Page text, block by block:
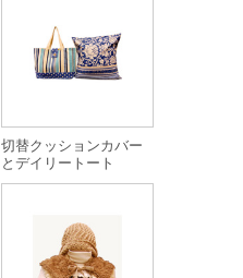
切替クッションカバー
とデイリートート